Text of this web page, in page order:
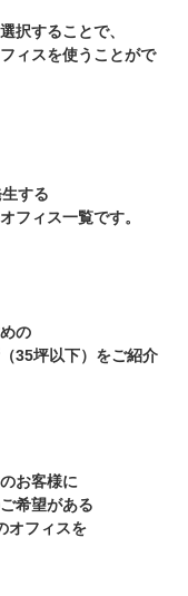
択することで、
ィスを使うことがで
する
フィス一覧です。
の
35坪以下）をご紹介
お客様に
希望がある
オフィスを